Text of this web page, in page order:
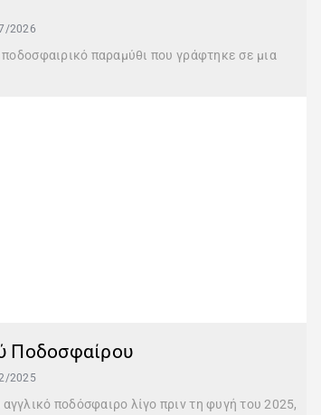
2026
παραμύθι που γράφτηκε σε μια
Ποδοσφαίρου
2025
ποδόσφαιρο λίγο πριν τη φυγή του 2025,